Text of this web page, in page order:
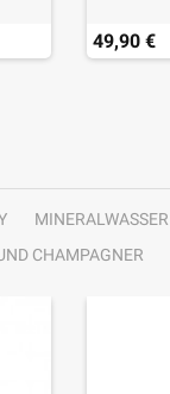
49,90 €
MINERALWASSER
CHAMPAGNER